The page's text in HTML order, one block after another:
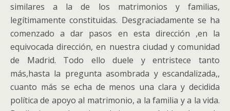
similares a la de los matrimonios y familias,
legítimamente constituidas. Desgraciadamente se ha
comenzado a dar pasos en esta dirección ,en la
equivocada dirección, en nuestra ciudad y comunidad
de Madrid. Todo ello duele y entristece tanto
más,hasta la pregunta asombrada y escandalizada,,
cuanto más se echa de menos una clara y decidida
política de apoyo al matrimonio, a la familia y a la vida.